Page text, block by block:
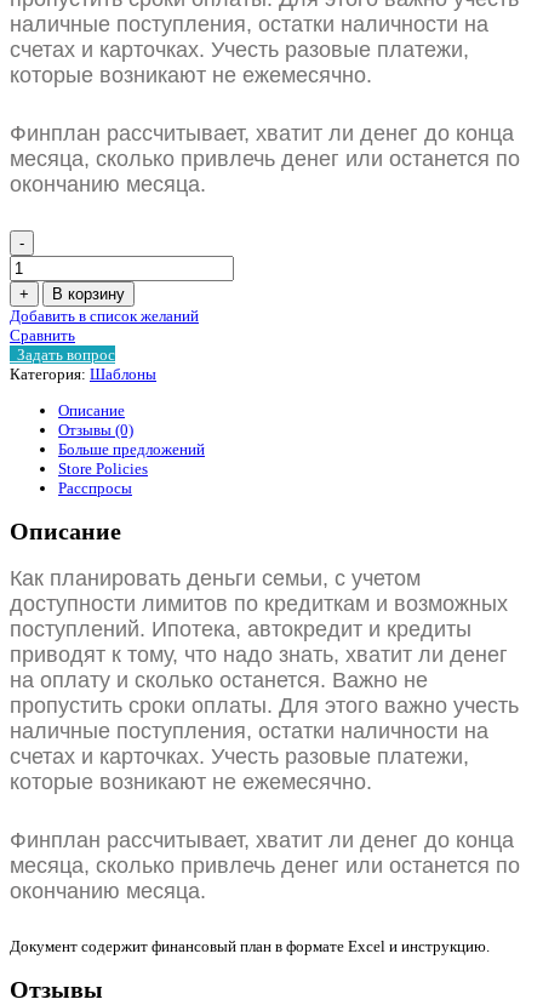
наличные поступления, остатки наличности на
счетах и карточках. Учесть разовые платежи,
которые возникают не ежемесячно.
Финплан рассчитывает, хватит ли денег до конца
месяца, сколько привлечь денег или останется по
окончанию месяца.
-
Количество
Шаблон
личного
финансового
плана,
когда
не
денег
+
В корзину
Добавить в список желаний
Сравнить
Задать вопрос
Категория: Шаблоны
Описание
Отзывы (0)
Больше предложений
Store Policies
Расспросы
Описание
Как планировать деньги семьи, с учетом
доступности лимитов по кредиткам и возможных
поступлений. Ипотека, автокредит и кредиты
приводят к тому, что надо знать, хватит ли денег
на оплату и сколько останется. Важно не
пропустить сроки оплаты. Для этого важно учесть
наличные поступления, остатки наличности на
счетах и карточках. Учесть разовые платежи,
которые возникают не ежемесячно.
Финплан рассчитывает, хватит ли денег до конца
месяца, сколько привлечь денег или останется по
окончанию месяца.
Документ содержит финансовый план в формате Excel и инструкцию.
Отзывы